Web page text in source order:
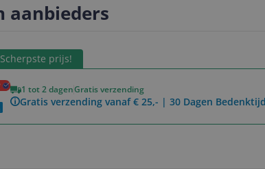
aanbieders
prijs!
1 tot 2 dagenGratis verzending
Gratis verzending vanaf € 25,- | 30 Dagen Bedenktijd